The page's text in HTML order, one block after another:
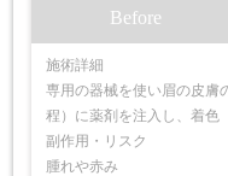
Before
施術詳細
専用の器械を使い眉の皮膚
程）に薬剤を注入し、着色
副作用・リスク
腫れや赤み